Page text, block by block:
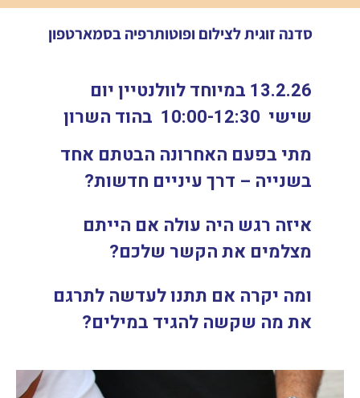
סדנה זוגית לצילום ופוטותרפיה בסמארטפון
13.2.26 במיוחד לוולנטיין יום
שישי 10:00-12:30 בהוד השרון
מתי בפעם האחרונה הבטתם אחד
בשנייה – דרך עיניים חדשות?
איזה רגש היה עולה אם הייתם
מצלמים את הקשר שלכם?
ומה יקרה אם תתנו לעדשה לתרגם
את מה שקשה להגיד במילים?